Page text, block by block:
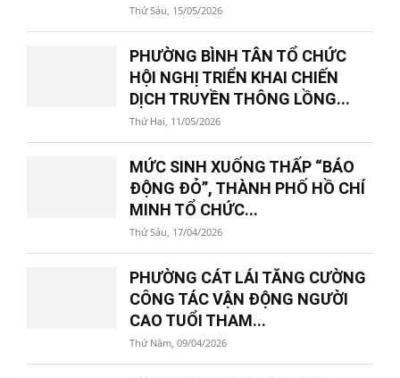
Thứ Sáu, 15/05/2026
PHƯỜNG BÌNH TÂN TỔ CHỨC
HỘI NGHỊ TRIỂN KHAI CHIẾN
DỊCH TRUYỀN THÔNG LỒNG...
Thứ Hai, 11/05/2026
MỨC SINH XUỐNG THẤP “BÁO
ĐỘNG ĐỎ”, THÀNH PHỐ HỒ CHÍ
MINH TỔ CHỨC...
Thứ Sáu, 17/04/2026
PHƯỜNG CÁT LÁI TĂNG CƯỜNG
CÔNG TÁC VẬN ĐỘNG NGƯỜI
CAO TUỔI THAM...
Thứ Năm, 09/04/2026